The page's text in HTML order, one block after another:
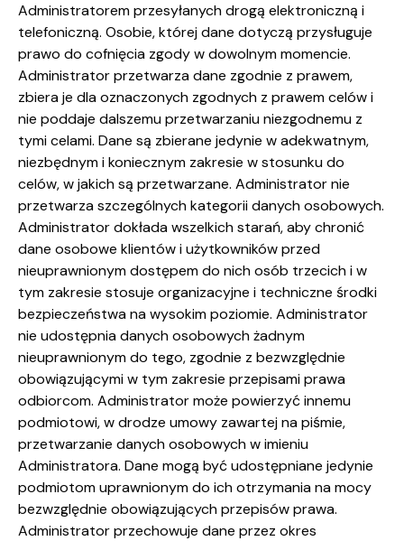
Administratorem przesyłanych drogą elektroniczną i
telefoniczną. Osobie, której dane dotyczą przysługuje
prawo do cofnięcia zgody w dowolnym momencie.
Administrator przetwarza dane zgodnie z prawem,
zbiera je dla oznaczonych zgodnych z prawem celów i
nie poddaje dalszemu przetwarzaniu niezgodnemu z
tymi celami. Dane są zbierane jedynie w adekwatnym,
niezbędnym i koniecznym zakresie w stosunku do
celów, w jakich są przetwarzane. Administrator nie
przetwarza szczególnych kategorii danych osobowych.
Administrator dokłada wszelkich starań, aby chronić
dane osobowe klientów i użytkowników przed
nieuprawnionym dostępem do nich osób trzecich i w
tym zakresie stosuje organizacyjne i techniczne środki
bezpieczeństwa na wysokim poziomie. Administrator
nie udostępnia danych osobowych żadnym
nieuprawnionym do tego, zgodnie z bezwzględnie
obowiązującymi w tym zakresie przepisami prawa
odbiorcom. Administrator może powierzyć innemu
podmiotowi, w drodze umowy zawartej na piśmie,
przetwarzanie danych osobowych w imieniu
Administratora. Dane mogą być udostępniane jedynie
podmiotom uprawnionym do ich otrzymania na mocy
bezwzględnie obowiązujących przepisów prawa.
Administrator przechowuje dane przez okres